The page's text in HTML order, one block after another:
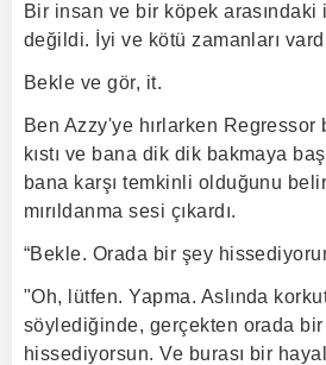
Bir insan ve bir köpek
değildi. İyi ve kötü zamanları
Bekle ve gör, it.
Ben Azzy'ye hırlarken Regressor
kıstı ve bana dik dik bakmaya
bana karşı temkinli olduğunu
mırıldanma sesi çıkardı.
“Bekle. Orada bir şey
"Oh, lütfen. Yapma. Aslında
söylediğinde, gerçekten orada bir
hissediyorsun. Ve burası bir